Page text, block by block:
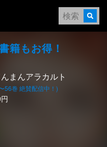
籍もお得！
まんアラカルト
56巻 絶賛配信中！)